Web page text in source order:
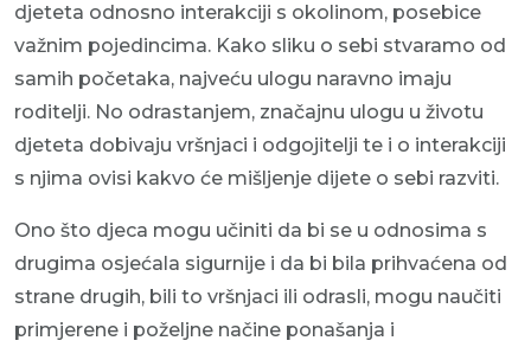
djeteta odnosno interakciji s okolinom, posebice
važnim pojedincima. Kako sliku o sebi stvaramo od
samih početaka, najveću ulogu naravno imaju
roditelji. No odrastanjem, značajnu ulogu u životu
djeteta dobivaju vršnjaci i odgojitelji te i o interakciji
s njima ovisi kakvo će mišljenje dijete o sebi razviti.
Ono što djeca mogu učiniti da bi se u odnosima s
drugima osjećala sigurnije i da bi bila prihvaćena od
strane drugih, bili to vršnjaci ili odrasli, mogu naučiti
primjerene i poželjne načine ponašanja i